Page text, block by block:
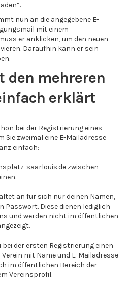
nun an die angegebene E-
mit einem
er anklicken, um den neuen
Daraufhin kann er sein
den mehreren
erklärt
bei der Registrierung eines
Sie zweimal eine E-Mailadresse
einfach:
saarlouis.de zwischen
an für sich nur deinen Namen,
Passwort. Diese dienen lediglich
und werden nicht im öffentlichen
der ersten Registrierung einen
mit Name und E-Mailadresse
im öffentlichen Bereich der
Vereinsprofil.